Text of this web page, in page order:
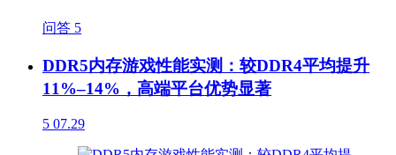
问答 5
DDR5内存游戏性能实测：较DDR4平均提升
11%–14%，高端平台优势显著
5 07.29